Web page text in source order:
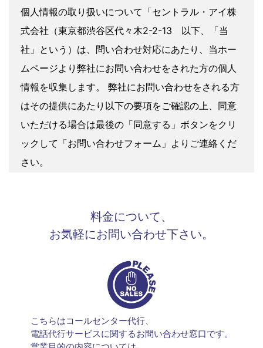
個人情報の取り扱いについて「セントラル・アイ株
式会社（東京都渋谷区代々木2-2-13 以下、「当
社」という）は、問い合わせ対応にあたり、当ホー
ムページより弊社にお問い合わせをされた方の個人
情報を収集します。 弊社にお問い合わせをされる方
はその提供にあたり以下の要項をご確認の上、同意
いただける場合は最後の「同意する」ボタンをクリ
ックして「お問い合わせフォーム」よりご連絡くだ
さい。
に対応するため、以下の目的で個人情報を収集させ
ていただきます。
担当する社内関連部署に連絡するため
ご要望いただいた資料の発送や確認した結果をお
お客様から再度ご連絡をいただいた際、必要に応
じてご本人確認をするため
料金について、
お気軽にお問い合わせ下さい。
こちらはコールセンター代行、
電話代行サービスに関するお問い合わせ窓口です。
営業目的の内容については、